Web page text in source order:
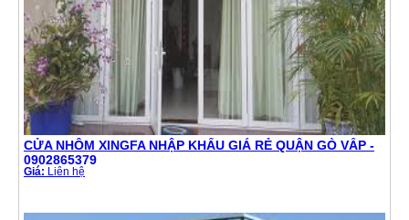
CỬA NHÔM XINGFA NHẬP KHẨU GIÁ RẺ QUẬN GÒ VẤP -
0902865379
Giá: Liên hệ